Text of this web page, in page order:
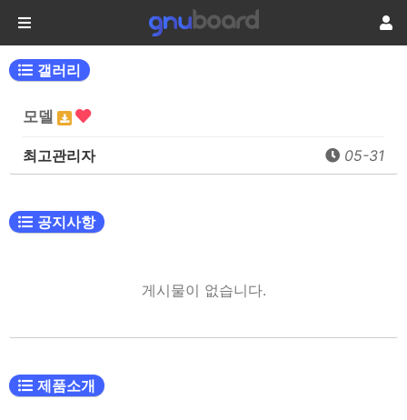
갤러리
모델
최고관리자 05-31
공지사항
게시물이 없습니다.
제품소개